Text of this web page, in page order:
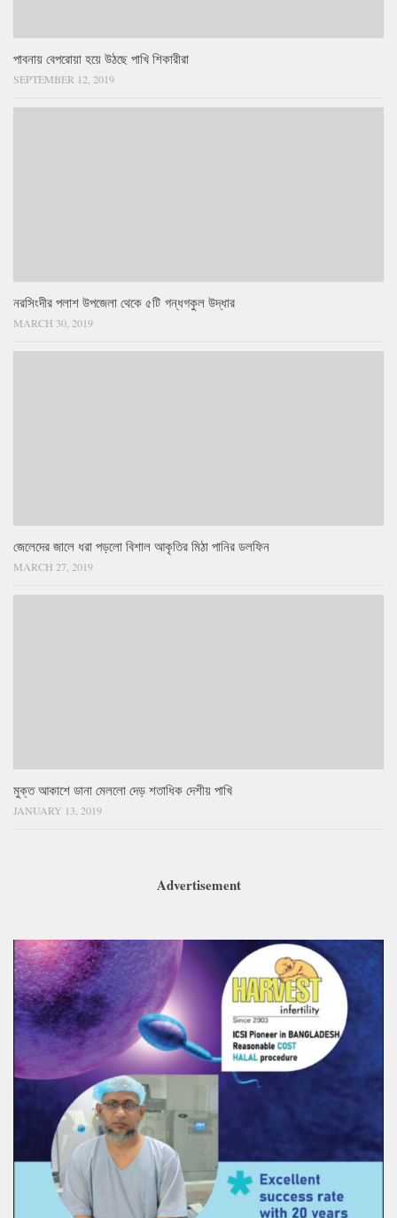
পাবনায় বেপরোয়া হয়ে উঠছে পাখি শিকারীরা
SEPTEMBER 12, 2019
নরসিংদীর পলাশ উপজেলা থেকে ৫টি গন্ধগকুল উদ্ধার
MARCH 30, 2019
জেলেদের জালে ধরা পড়লো বিশাল আকৃতির মিঠা পানির ডলফিন
MARCH 27, 2019
মুক্ত আকাশে ডানা মেললো দেড় শতাধিক দেশীয় পাখি
JANUARY 13, 2019
Advertisement